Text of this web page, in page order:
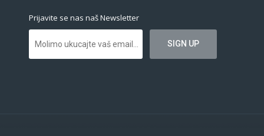
Prijavite se nas naš Newsletter